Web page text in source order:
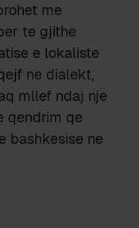
me
te gjithe
e lokaliste
ne dialekt,
mllef ndaj nje
qendrim qe
bashkesise ne